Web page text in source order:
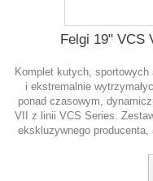
Felgi 19" VCS
Komplet kutych,
i ekstremalnie
ponad czasowym,
VII z linii VCS Series.
ekskluzywnego